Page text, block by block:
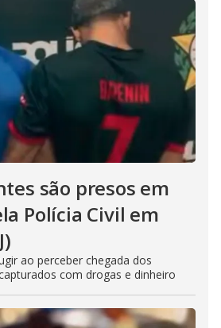
são presos em
Polícia Civil em
ao perceber chegada dos
com drogas e dinheiro